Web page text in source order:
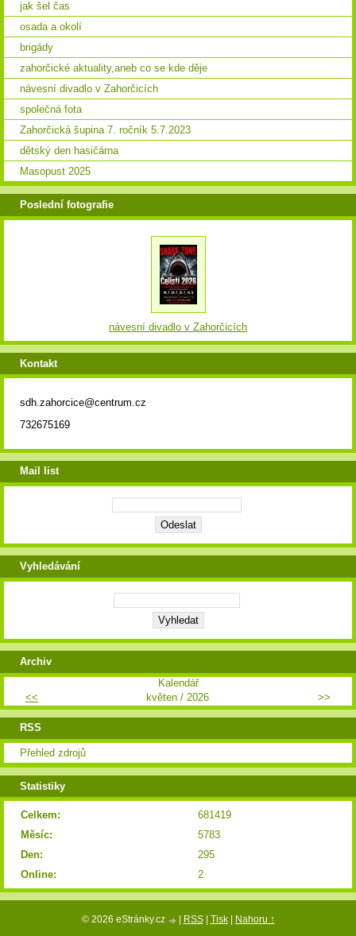
jak šel čas
osada a okolí
brigády
zahorčické aktuality,aneb co se kde děje
návesní divadlo v Zahorčicích
společná fota
Zahorčická šupina 7. ročník 5.7.2023
dětský den hasičárna
Masopust 2025
Poslední fotografie
návesní divadlo v Zahorčicích
Kontakt
sdh.zahorcice@centrum.cz
732675169
Mail list
Vyhledávání
Archiv
Kalendář
<<
květen / 2026 >>
RSS
Přehled zdrojů
Statistiky
Online: 2
Celkem:
681419
Měsíc:
5783
Den:
295
© 2026 eStránky.cz RSS| Tisk| Nahoru ↑